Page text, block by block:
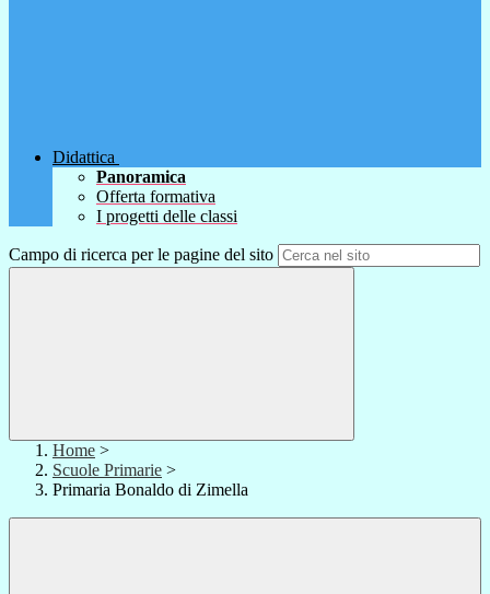
Didattica
Panoramica
Offerta formativa
I progetti delle classi
Campo di ricerca per le pagine del sito
Home >
Scuole Primarie >
Primaria Bonaldo di Zimella